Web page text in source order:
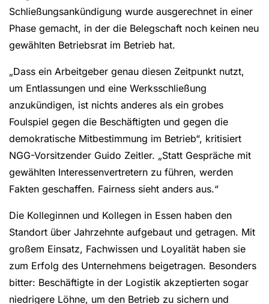
Schließungsankündigung wurde ausgerechnet in einer
Phase gemacht, in der die Belegschaft noch keinen neu
gewählten Betriebsrat im Betrieb hat.
„Dass ein Arbeitgeber genau diesen Zeitpunkt nutzt,
um Entlassungen und eine Werksschließung
anzukündigen, ist nichts anderes als ein grobes
Foulspiel gegen die Beschäftigten und gegen die
demokratische Mitbestimmung im Betrieb“, kritisiert
NGG-Vorsitzender Guido Zeitler. „Statt Gespräche mit
gewählten Interessenvertretern zu führen, werden
Fakten geschaffen. Fairness sieht anders aus.“
Die Kolleginnen und Kollegen in Essen haben den
Standort über Jahrzehnte aufgebaut und getragen. Mit
großem Einsatz, Fachwissen und Loyalität haben sie
zum Erfolg des Unternehmens beigetragen. Besonders
bitter: Beschäftigte in der Logistik akzeptierten sogar
niedrigere Löhne, um den Betrieb zu sichern und